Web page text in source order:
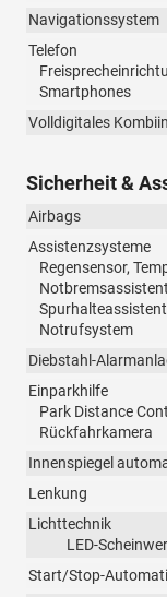
Navigationssystem
Telefon
Smartphones
Volldigitales
Sicherheit &
Airbags
Assistenzsysteme
Regensensor,
Notrufsystem
Diebstahl-
Einparkhilfe
Park Distance
Rückfahrkamera
Innenspiegel
Lenkung
Lichttechnik
LED-
Start/Stop-